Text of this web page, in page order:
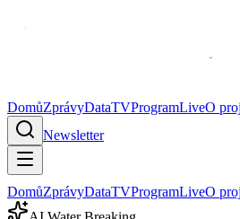
DomůZprávyDataTVProgramLiveO
Newsletter
DomůZprávyDataTVProgramLiveO